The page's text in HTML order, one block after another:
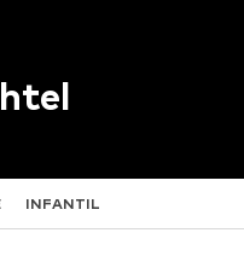
INFANTIL